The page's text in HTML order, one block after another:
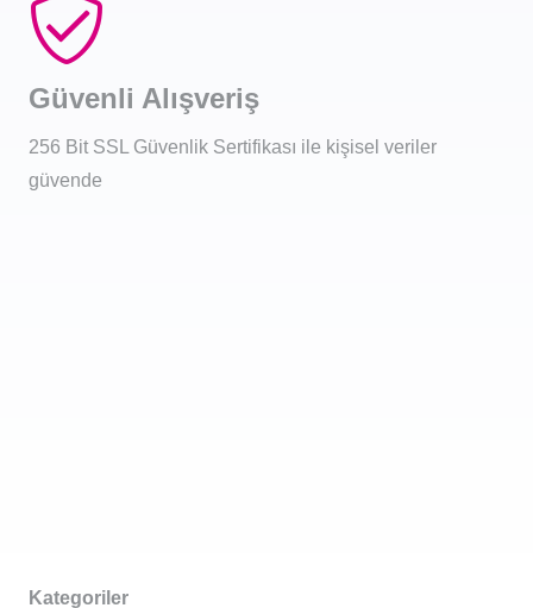
Güvenli Alışveriş
256 Bit SSL Güvenlik Sertifikası ile kişisel veriler
güvende
Kategoriler